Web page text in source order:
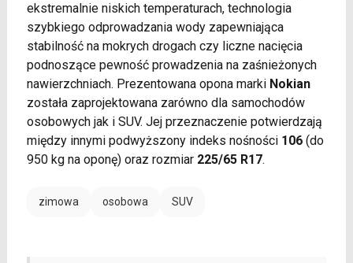
ekstremalnie niskich temperaturach, technologia
szybkiego odprowadzania wody zapewniająca
stabilność na mokrych drogach czy liczne nacięcia
podnoszące pewność prowadzenia na zaśnieżonych
nawierzchniach. Prezentowana opona marki Nokian
została zaprojektowana zarówno dla samochodów
osobowych jak i SUV. Jej przeznaczenie potwierdzają
między innymi podwyższony indeks nośności 106(do
950 kg na oponę) oraz rozmiar 225/65 R17.
zimowa osobowa SUV